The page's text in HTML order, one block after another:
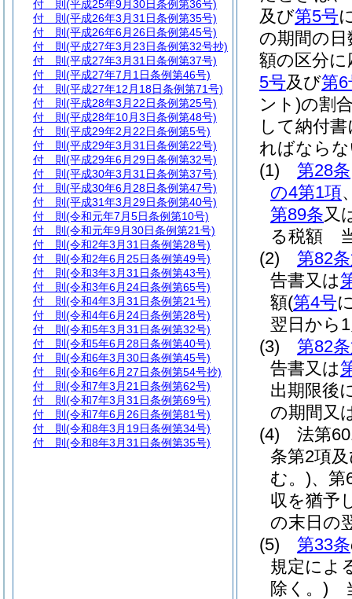
及び第5号
の期間の
額の区分に
5号及び第6
ント)の割
して納付
ればなら
(1)
第28条
の4第1項
第89条又
る税額
(2)
第82
告書又は
額(第4号
翌日から
(3)
第82
告書又は
出期限後
の期間又
(4)
法第
条第2項
む。)、第
収を猶予
の末日の
(5)
第33条
規定によ
除く。)
付 則 (平成25年9月30日条例第36号)
付 則 (平成26年3月31日条例第35号)
付 則 (平成26年6月26日条例第45号)
付 則 (平成27年3月23日条例第32号抄)
付 則 (平成27年3月31日条例第37号)
付 則 (平成27年7月1日条例第46号)
付 則 (平成27年12月18日条例第71号)
付 則 (平成28年3月22日条例第25号)
付 則 (平成28年10月3日条例第48号)
付 則 (平成29年2月22日条例第5号)
付 則 (平成29年3月31日条例第22号)
付 則 (平成29年6月29日条例第32号)
付 則 (平成30年3月31日条例第37号)
付 則 (平成30年6月28日条例第47号)
付 則 (平成31年3月29日条例第40号)
付 則 (令和元年7月5日条例第10号)
付 則 (令和元年9月30日条例第21号)
付 則 (令和2年3月31日条例第28号)
付 則 (令和2年6月25日条例第49号)
付 則 (令和3年3月31日条例第43号)
付 則 (令和3年6月24日条例第65号)
付 則 (令和4年3月31日条例第21号)
付 則 (令和4年6月24日条例第28号)
付 則 (令和5年3月31日条例第32号)
付 則 (令和5年6月28日条例第40号)
付 則 (令和6年3月30日条例第45号)
付 則 (令和6年6月27日条例第54号抄)
付 則 (令和7年3月21日条例第62号)
付 則 (令和7年3月31日条例第69号)
付 則 (令和7年6月26日条例第81号)
付 則 (令和8年3月19日条例第34号)
付 則 (令和8年3月31日条例第35号)